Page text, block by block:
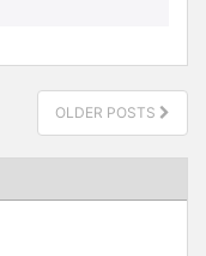
OLDER POSTS